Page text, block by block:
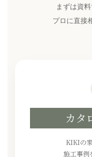
まずは資
プロに直接
カタ
KIKIの
施工事例